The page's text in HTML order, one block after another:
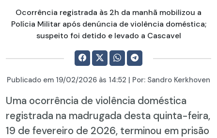
Ocorrência registrada às 2h da manhã mobilizou a
Polícia Militar após denúncia de violência doméstica;
suspeito foi detido e levado a Cascavel
Publicado em 19/02/2026 às 14:52 | Por: Sandro Kerkhoven
Uma ocorrência de violência doméstica
registrada na madrugada desta quinta-feira,
19 de fevereiro de 2026, terminou em prisão